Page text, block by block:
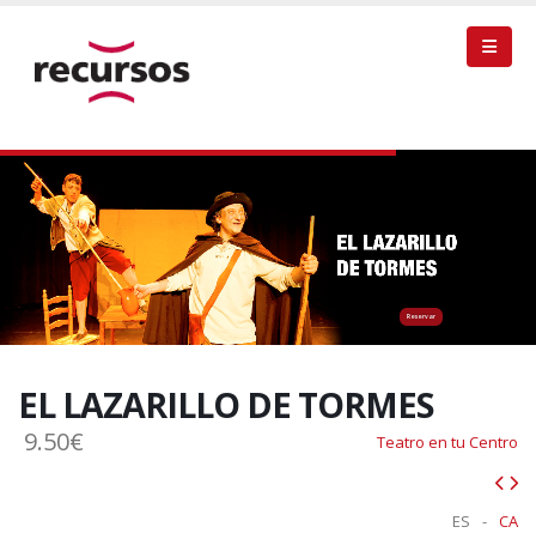
Reservar
EL LAZARILLO DE TORMES
9.50€ Teatro en tu Centro
CA
-
ES